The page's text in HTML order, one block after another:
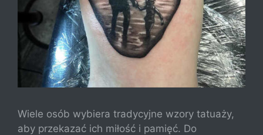
Wiele osób wybiera tradycyjne wzory tatuaży,
aby przekazać ich miłość i pamięć. Do